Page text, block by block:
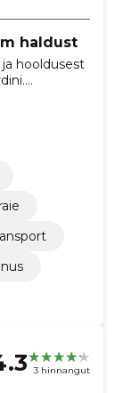
haldust
hooldusest
ja
3 hinnangut